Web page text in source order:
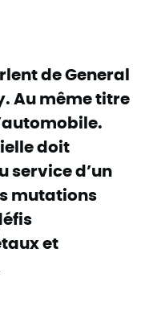
de General
Au même titre
doit
service d’un
mutations
et